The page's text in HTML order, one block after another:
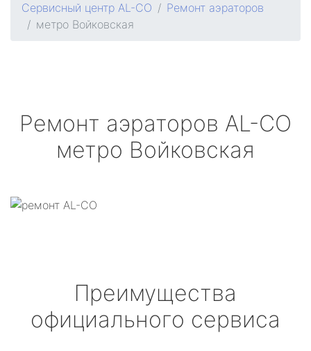
Сервисный центр AL-CO
Ремонт аэраторов
метро Войковская
Ремонт аэраторов AL-CO
метро Войковская
Преимущества
официального сервиса